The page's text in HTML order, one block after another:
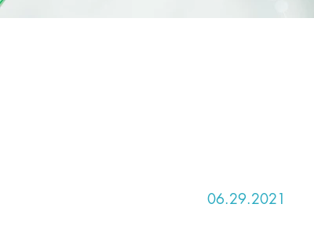
06.29.2021